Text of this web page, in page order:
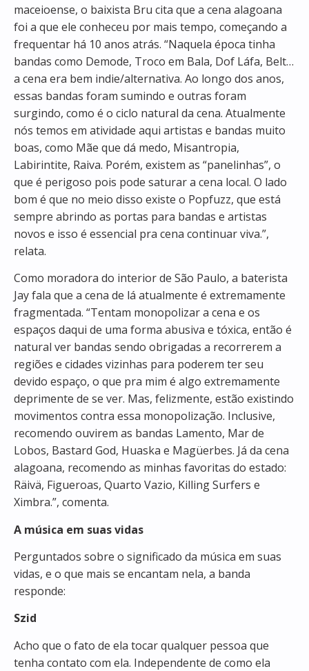
maceioense, o baixista Bru cita que a cena alagoana
foi a que ele conheceu por mais tempo, começando a
frequentar há 10 anos atrás. “Naquela época tinha
bandas como Demode, Troco em Bala, Dof Láfa, Belt…
a cena era bem indie/alternativa. Ao longo dos anos,
essas bandas foram sumindo e outras foram
surgindo, como é o ciclo natural da cena. Atualmente
nós temos em atividade aqui artistas e bandas muito
boas, como Mãe que dá medo, Misantropia,
Labirintite, Raiva. Porém, existem as “panelinhas”, o
que é perigoso pois pode saturar a cena local. O lado
bom é que no meio disso existe o Popfuzz, que está
sempre abrindo as portas para bandas e artistas
novos e isso é essencial pra cena continuar viva.”,
relata.
Como moradora do interior de São Paulo, a baterista
Jay fala que a cena de lá atualmente é extremamente
fragmentada. “Tentam monopolizar a cena e os
espaços daqui de uma forma abusiva e tóxica, então é
natural ver bandas sendo obrigadas a recorrerem a
regiões e cidades vizinhas para poderem ter seu
devido espaço, o que pra mim é algo extremamente
deprimente de se ver. Mas, felizmente, estão existindo
movimentos contra essa monopolização. Inclusive,
recomendo ouvirem as bandas Lamento, Mar de
Lobos, Bastard God, Huaska e Magüerbes. Já da cena
alagoana, recomendo as minhas favoritas do estado:
Räivä, Figueroas, Quarto Vazio, Killing Surfers e
Ximbra.”, comenta.
A música em suas vidas
Perguntados sobre o significado da música em suas
vidas, e o que mais se encantam nela, a banda
responde:
Szid
Acho que o fato de ela tocar qualquer pessoa que
tenha contato com ela. Independente de como ela